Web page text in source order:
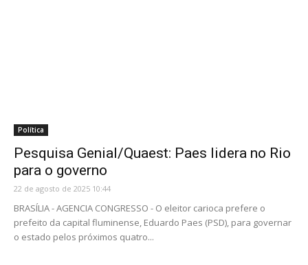
Política
Pesquisa Genial/Quaest: Paes lidera no Rio
para o governo
22 de agosto de 2025 10:44
BRASÍLIA - AGENCIA CONGRESSO - O eleitor carioca prefere o
prefeito da capital fluminense, Eduardo Paes (PSD), para governar
o estado pelos próximos quatro...